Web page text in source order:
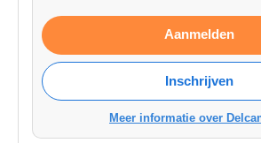
Aanmelden
Inschrijven
Meer informatie over